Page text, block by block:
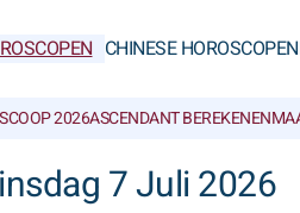
CHINESE HOROSCOPEN
2026ASCENDANT BEREKENEN
7 Juli 2026